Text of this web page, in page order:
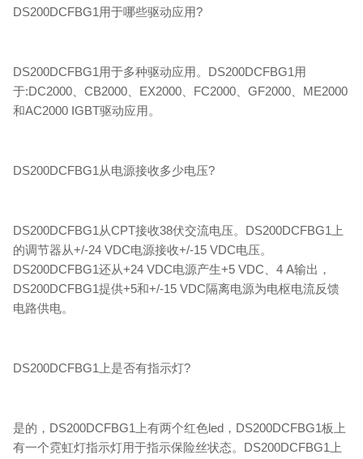
DS200DCFBG1用于哪些驱动应用?
DS200DCFBG1用于多种驱动应用。DS200DCFBG1用
于:DC2000、CB2000、EX2000、FC2000、GF2000、ME2000
和AC2000 IGBT驱动应用。
DS200DCFBG1从电源接收多少电压?
DS200DCFBG1从CPT接收38伏交流电压。DS200DCFBG1上
的调节器从+/-24 VDC电源接收+/-15 VDC电压。
DS200DCFBG1还从+24 VDC电源产生+5 VDC、4 A输出，
DS200DCFBG1提供+5和+/-15 VDC隔离电源为电枢电流反馈
电路供电。
DS200DCFBG1上是否有指示灯?
是的，DS200DCFBG1上有两个红色led，DS200DCFBG1板上
有一个霓虹灯指示灯用于指示保险丝状态。DS200DCFBG1上